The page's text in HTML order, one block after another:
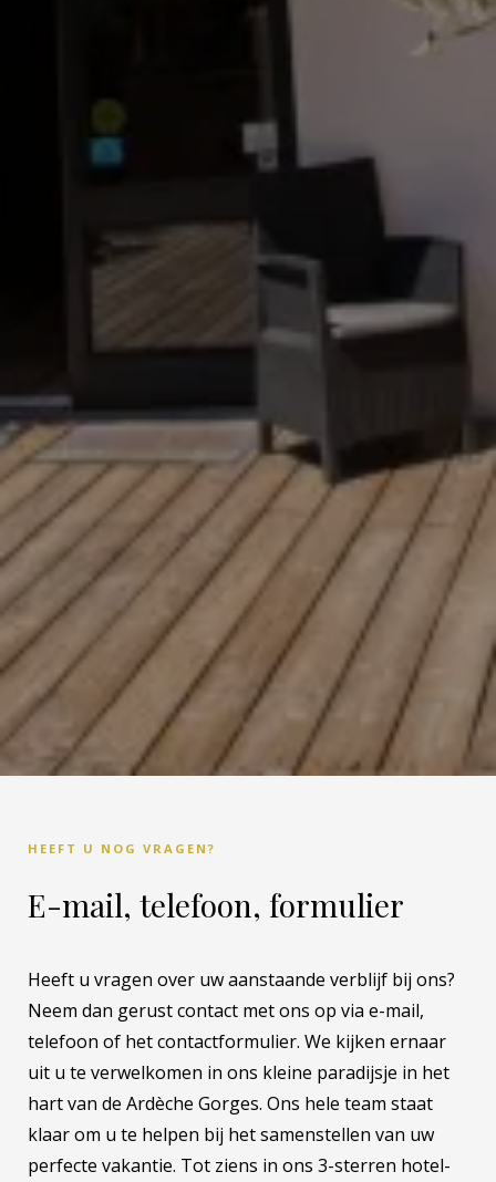
HEEFT U NOG VRAGEN?
E-mail, telefoon, formulier
Heeft u vragen over uw aanstaande verblijf bij ons?
Neem dan gerust contact met ons op via e-mail,
telefoon of het contactformulier. We kijken ernaar
uit u te verwelkomen in ons kleine paradijsje in het
hart van de Ardèche Gorges. Ons hele team staat
klaar om u te helpen bij het samenstellen van uw
perfecte vakantie. Tot ziens in ons 3-sterren hotel-